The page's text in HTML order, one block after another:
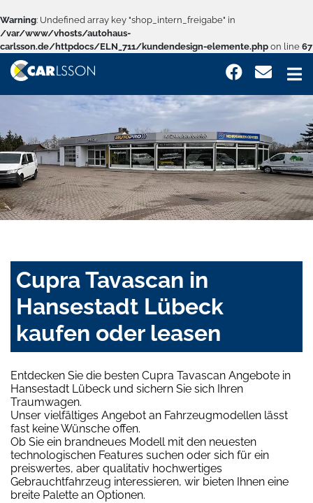
Warning: Undefined array key "shop_intern_freigabe" in
/var/www/vhosts/autohaus-
carlsson.de/httpdocs/ELN_711/kundendesign-elemente.php on line 67
Cupra Tavascan in
Hansestadt Lübeck
kaufen oder leasen
Entdecken Sie die besten Cupra Tavascan Angebote in
Hansestadt Lübeck und sichern Sie sich Ihren
Traumwagen.
Unser vielfältiges Angebot an Fahrzeugmodellen lässt
fast keine Wünsche offen.
Ob Sie ein brandneues Modell mit den neuesten
technologischen Features suchen oder sich für ein
preiswertes, aber qualitativ hochwertiges
Gebrauchtfahrzeug interessieren, wir bieten Ihnen eine
breite Palette an Optionen.